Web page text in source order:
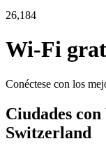
26,184
Wi-Fi
Conéctese con los
Ciudades
Switzerland